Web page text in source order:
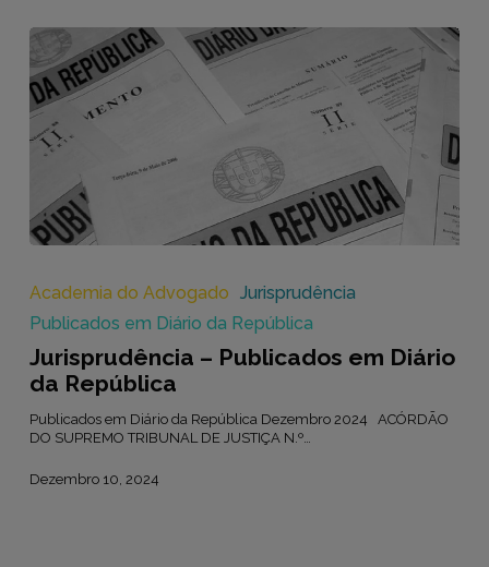
Publicados
Diário
da
República
Academia do Advogado Jurisprudência
Publicados em Diário da República
Jurisprudência – Publicados em Diário
da República
Publicados em Diário da República Dezembro 2024 ACÓRDÃO
DO SUPREMO TRIBUNAL DE JUSTIÇA N.º…
Dezembro 10, 2024